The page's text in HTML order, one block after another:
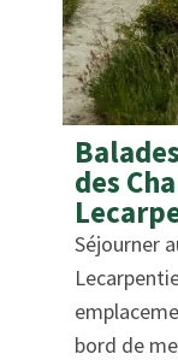
des
Séjourner
bord de